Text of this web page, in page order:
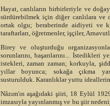
Hayat, canlıların birbirleriyle ve
sürdürebilmek için diğer canlılara
ortak olgu; beraberinde aidiyeti ve
taraftarları, öğretmenler, işçiler,
Birey ve oluşturduğu
sorunlarını, başarılarını... İstedikleri
istekleri, zaman zaman; korkuyla,
yıllar boyunca; sokağa çıkma
susturulduk. Karanlıklar yuttu
Nâzım'ın aşağıdaki şiiri, 18 Eylül
imzasıyla yayınlanmış ve bu şiir